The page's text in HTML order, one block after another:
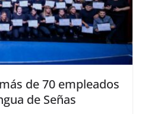
de 70 empleados
de Señas